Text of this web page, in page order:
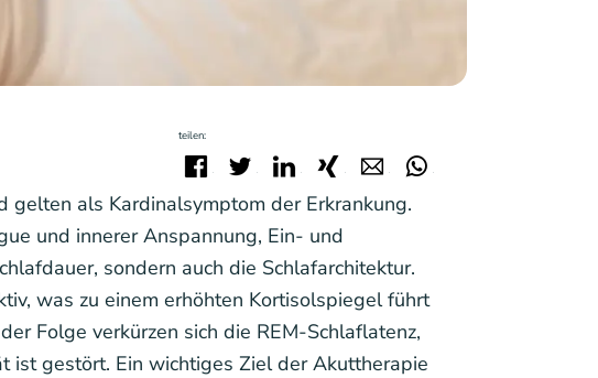
teilen:
FacebookTwitterLinkedIn
Xing E-mail
als Kardinalsymptom der Erkrankung.
und innerer Anspannung, Ein- und
sondern auch die Schlafarchitektur.
was zu einem erhöhten Kortisolspiegel führt
Folge verkürzen sich die REM-Schlaflatenz,
ist gestört. Ein wichtiges Ziel der Akuttherapie